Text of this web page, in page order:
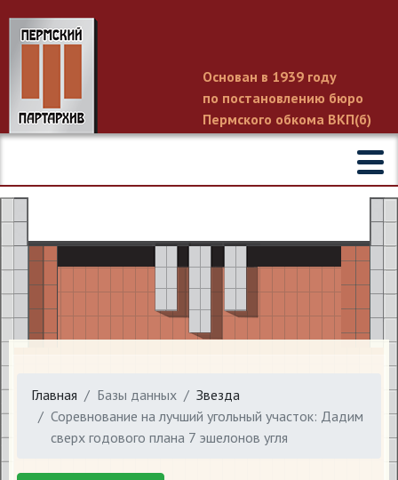
Основан в 1939 году
по постановлению бюро
Пермского обкома ВКП(б)
Главная Базы данных
Звезда
Соревнование на лучший угольный участок: Дадим
сверх годового плана 7 эшелонов угля